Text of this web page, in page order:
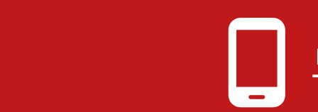
phone_android